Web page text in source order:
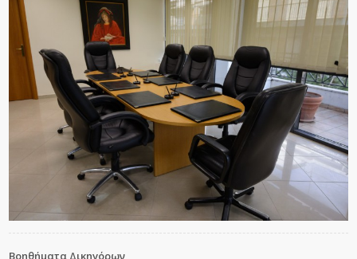
Βοηθήματα Δικηγόρων